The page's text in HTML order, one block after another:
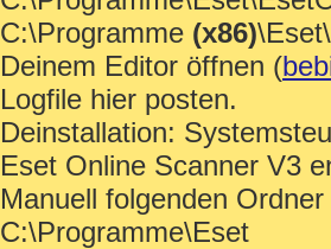
C:\Programme (x86)
Deinem Editor öffnen (
Logfile hier posten.
Deinstallation:
Eset Online Scanner V3
Manuell folgenden
C:\Programme\Eset